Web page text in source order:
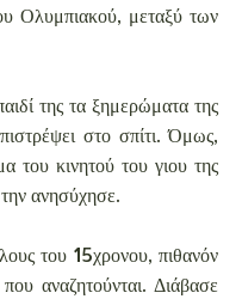
Ολυμπιακού, μεταξύ των
της τα ξημερώματα της
στο σπίτι. Όμως,
του κινητού του γιου της
ανησύχησε.
του 15χρονου, πιθανόν
αναζητούνται. Διάβασε